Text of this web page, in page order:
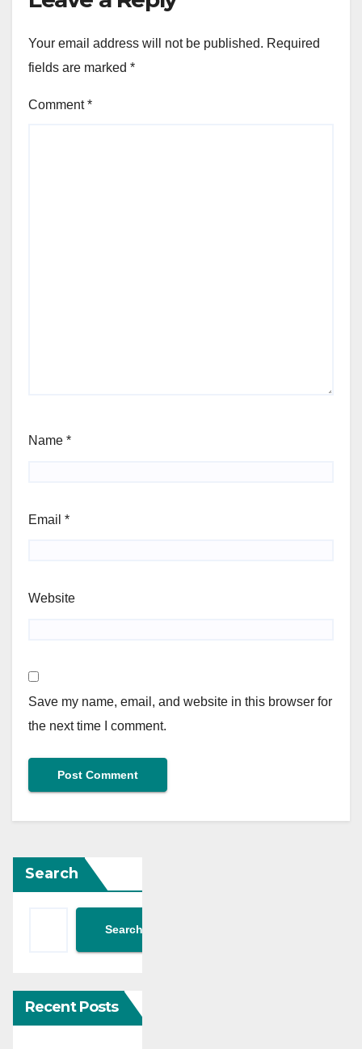
Your email address will not be published. Required
fields are marked *
Comment*
Name *
Email *
Website
Save my name, email, and website in this browser for
the next time I comment.
Search
Search
Recent Posts